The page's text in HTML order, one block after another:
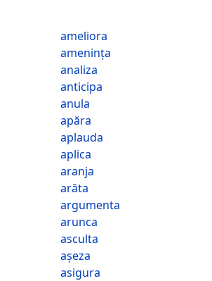
ameliora
amenința
analiza
anticipa
anula
apăra
aplauda
aplica
aranja
arăta
argumenta
arunca
asculta
așeza
asigura